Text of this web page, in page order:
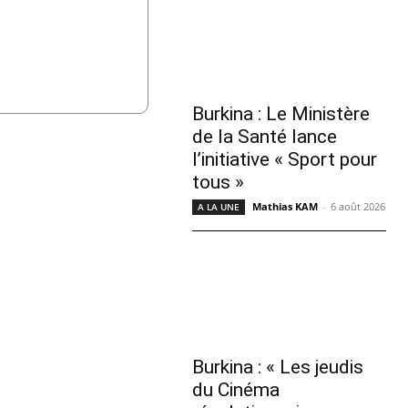
Burkina : Le Ministère
de la Santé lance
l’initiative « Sport pour
tous »
A LA UNE Mathias KAM - 6 août 2026
Burkina : « Les jeudis
du Cinéma